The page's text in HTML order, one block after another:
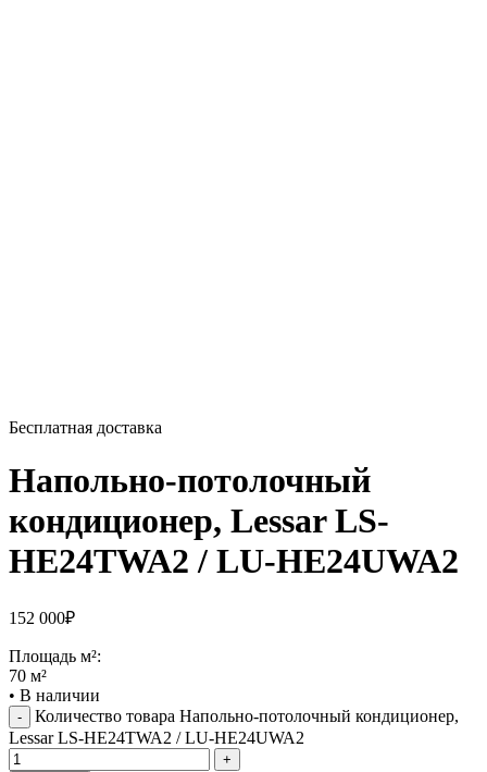
Бесплатная доставка
Напольно-потолочный
кондиционер, Lessar LS-
HE24TWA2 / LU-HE24UWA2
152 000₽
Площадь м²:
70 м²
• В наличии
Количество товара Напольно-потолочный кондиционер,
Lessar LS-HE24TWA2 / LU-HE24UWA2